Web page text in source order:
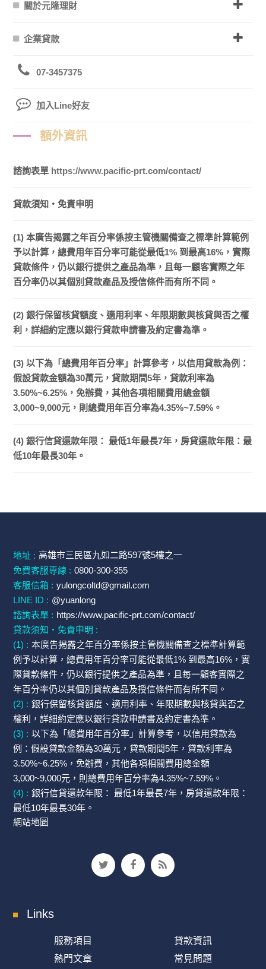
關於元隆理財
企業貸款
07-3457375
加入Line好友
額外資訊
諮詢表單 https://www.pacific-prt.com/contact/
貸款須知・免責申明
(1) 本廣告揭露之年百分率係按主管機關備查之標準計算範例
予以計算，總費用年百分率可能從最低1% 到最高16%，實際
貸款條件，仍以銀行提供之產品為準，且每一顧客實際之年
百分率仍以其個別貸款產品及授信條件而有所不同。
(2) 銀行保留核貸額度、適用利率、年限期數與核貸與否之權
利，詳細約定應以銀行貸款申請書及約定書為準。
(3) 以下為「總費用年百分率」計算參考，以信用貸款為例：
假設貸款金額為30萬元，貸款期間5年，貸款利率為
3.50%~6.25%，免辦費，其他各項相關費用總金額
3,000~9,000元，則總費用年百分率為4.35%~7.59%。
(4) 銀行信貸還款年限： 最低1年最長7年，房貸還款年限：最
低10年最長30年。
地址 : 高雄市三民區九如二路597號5樓之一
免費客服專線 : 0800-300-355
客服信箱 : yulongcoltd@gmail.com
LINE ID : @yuanlong
諮詢表單 : https://www.pacific-prt.com/contact/
貸款須知・免責申明 :
(1) : 本廣告揭露之年百分率係按主管機關備查之標準計算範
例予以計算，總費用年百分率可能從最低1% 到最高16%，實
際貸款條件，仍以銀行提供之產品為準，且每一顧客實際之
年百分率仍以其個別貸款產品及授信條件而有所不同。
(2) : 銀行保留核貸額度、適用利率、年限期數與核貸與否之
權利，詳細約定應以銀行貸款申請書及約定書為準。
(3) : 以下為「總費用年百分率」計算參考，以信用貸款為
例：假設貸款金額為30萬元，貸款期間5年，貸款利率為
3.50%~6.25%，免辦費，其他各項相關費用總金額
3,000~9,000元，則總費用年百分率為4.35%~7.59%。
(4) : 銀行信貸還款年限： 最低1年最長7年，房貸還款年限：
最低10年最長30年。
網站地圖
Links
服務項目
貸款資訊
熱門文章
常見問題